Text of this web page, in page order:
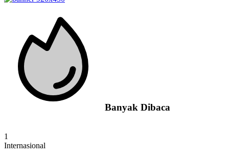
Banyak Dibaca
1
Internasional